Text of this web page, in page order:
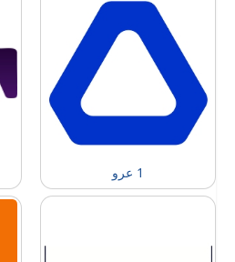
1 عرو